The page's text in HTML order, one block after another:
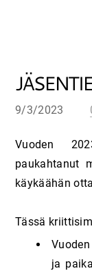
9/3/2023
Vuoden
paukahtanut
käykäähän
Tässä
ja